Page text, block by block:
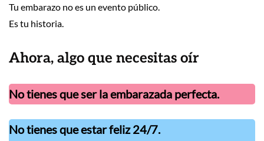
Tu embarazo no es un evento público.
Es tu historia.
Ahora, algo que necesitas oír
No tienes que ser la embarazada perfecta.
No tienes que estar feliz 24/7.